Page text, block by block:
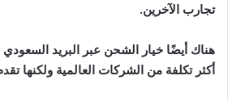
تجارب الآخرين.
هناك أيضًا خيار الشحن عبر البريد
أكثر تكلفة من الشركات العالمية ولكنها